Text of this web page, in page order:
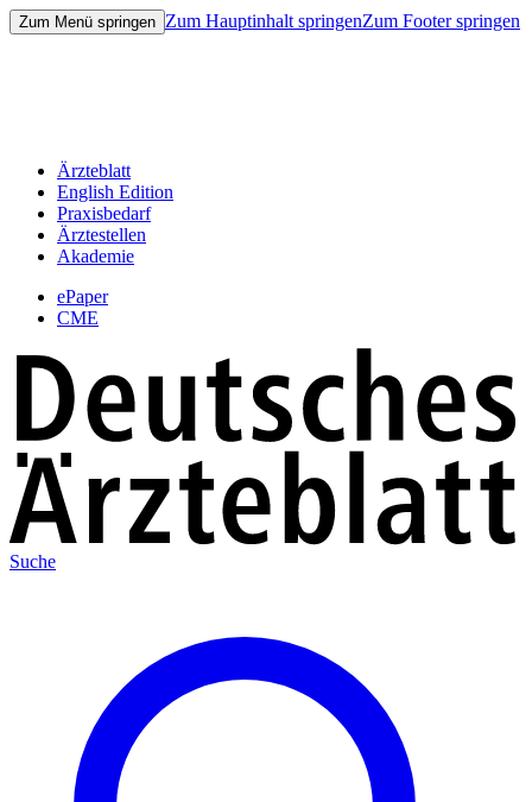
Zum Menü springen Zum Hauptinhalt springenZum Footer springen
Ärzteblatt
English Edition
Praxisbedarf
Ärztestellen
Akademie
ePaper
CME
Suche